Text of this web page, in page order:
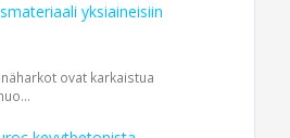
yksiaineisiin
ovat karkaistua